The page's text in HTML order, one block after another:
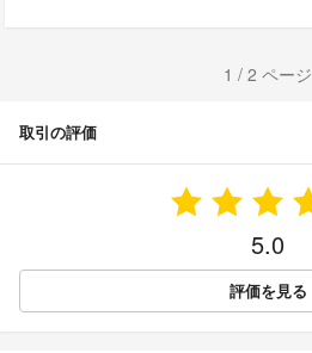
1 / 2 ページ
取引の評価
5.0
評価を見る